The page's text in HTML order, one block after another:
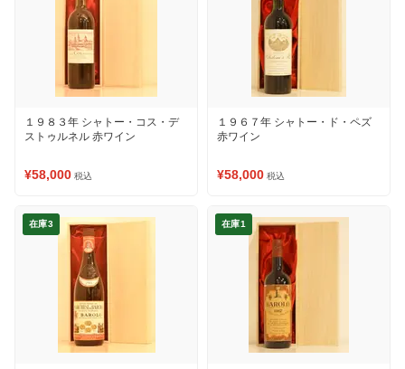
１９８３年 シャトー・コス・デ
ストゥルネル 赤ワイン
¥58,000 税込
１９６７年 シャトー・ド・ペズ
赤ワイン
¥58,000 税込
在庫3 在庫1